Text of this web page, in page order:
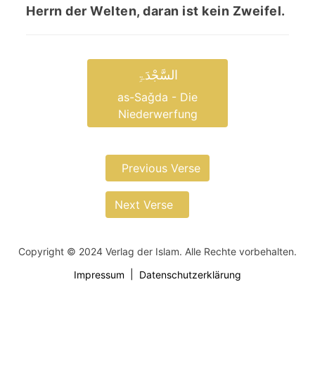
Herrn der Welten, daran ist kein Zweifel.
السَّجْدَۃِ
as-Saǧda - Die
Niederwerfung
Previous Verse
Next Verse
Copyright © 2024 Verlag der Islam. Alle Rechte vorbehalten.
Impressum
Datenschutzerklärung